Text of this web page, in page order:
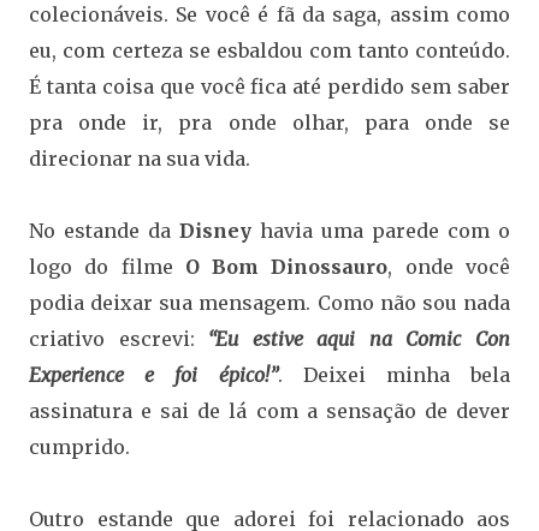
colecionáveis. Se você é fã da saga, assim como
eu, com certeza se esbaldou com tanto conteúdo.
É tanta coisa que você fica até perdido sem saber
pra onde ir, pra onde olhar, para onde se
direcionar na sua vida.
No estande da Disney havia uma parede com o
logo do filme O Bom Dinossauro, onde você
podia deixar sua mensagem. Como não sou nada
criativo escrevi: “Eu estive aqui na Comic Con
Experience e foi épico!”. Deixei minha bela
assinatura e sai de lá com a sensação de dever
cumprido.
Outro estande que adorei foi relacionado aos